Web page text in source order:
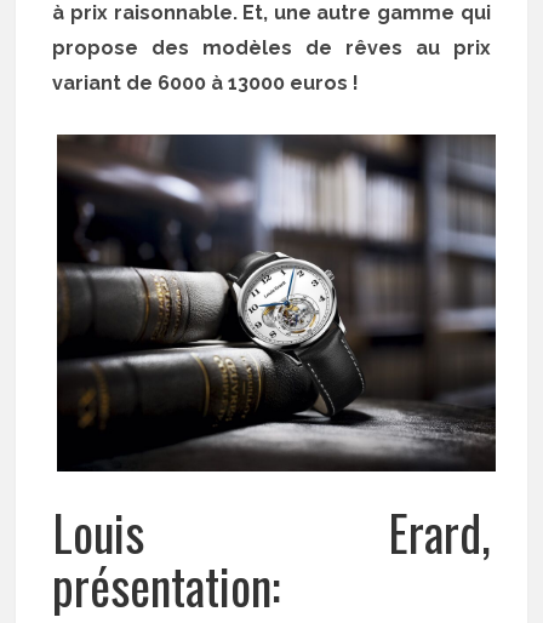
à prix raisonnable. Et, une autre gamme qui
propose des modèles de rêves au prix
variant de 6000 à 13000 euros !
Louis Erard,
présentation: